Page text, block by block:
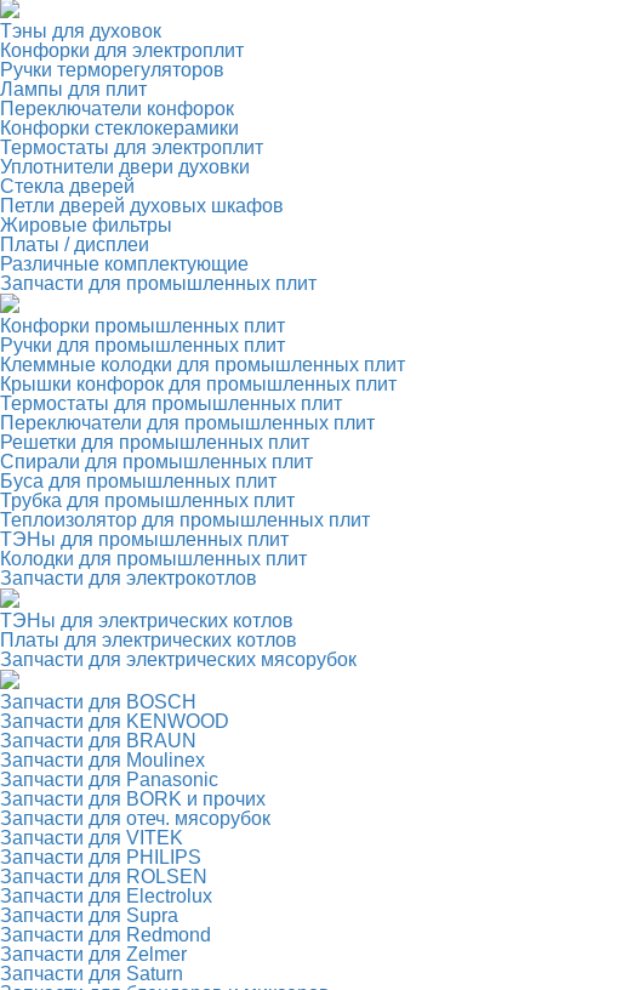
Тэны для духовок
Конфорки для электроплит
Ручки терморегуляторов
Лампы для плит
Переключатели конфорок
Конфорки стеклокерамики
Термостаты для электроплит
Уплотнители двери духовки
Стекла дверей
Петли дверей духовых шкафов
Жировые фильтры
Платы / дисплеи
Различные комплектующие
Запчасти для промышленных плит
Конфорки промышленных плит
Ручки для промышленных плит
Клеммные колодки для промышленных плит
Крышки конфорок для промышленных плит
Термостаты для промышленных плит
Переключатели для промышленных плит
Решетки для промышленных плит
Спирали для промышленных плит
Буса для промышленных плит
Трубка для промышленных плит
Теплоизолятор для промышленных плит
ТЭНы для промышленных плит
Колодки для промышленных плит
Запчасти для электрокотлов
ТЭНы для электрических котлов
Платы для электрических котлов
Запчасти для электрических мясорубок
Запчасти для BOSCH
Запчасти для KENWOOD
Запчасти для BRAUN
Запчасти для Moulinex
Запчасти для Panasonic
Запчасти для BORK и прочих
Запчасти для отеч. мясорубок
Запчасти для VITEK
Запчасти для PHILIPS
Запчасти для ROLSEN
Запчасти для Electrolux
Запчасти для Supra
Запчасти для Redmond
Запчасти для Zelmer
Запчасти для Saturn